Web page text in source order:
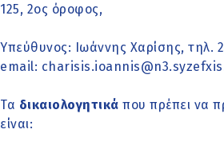
125, 2ος όροφος,
Υπεύθυνος: Ιωάννης Χαρίσης, τηλ.
email:
Τα δικαιολογητικά που πρέπει να
είναι: